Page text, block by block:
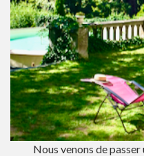
Nous venons de